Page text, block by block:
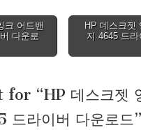
크 어드밴
다운로
HP 데스크젯
지 4645 드
for “HP 데스크젯
드라이버 다운로드”